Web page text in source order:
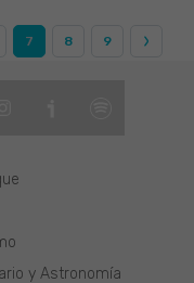
7 8 9
y Astronomía